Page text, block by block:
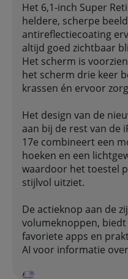
Het 6,1-inch Super
heldere, scherpe
antireflectiecoating
altijd goed zichtbaar
Het scherm is
het scherm drie keer
krassen én ervoor
Het design van de
aan bij de rest van de
17e combineert een
hoeken en een
waardoor het toestel
stijlvol uitziet.
De actieknop aan de
volumeknoppen,
favoriete apps en
AI voor informatie